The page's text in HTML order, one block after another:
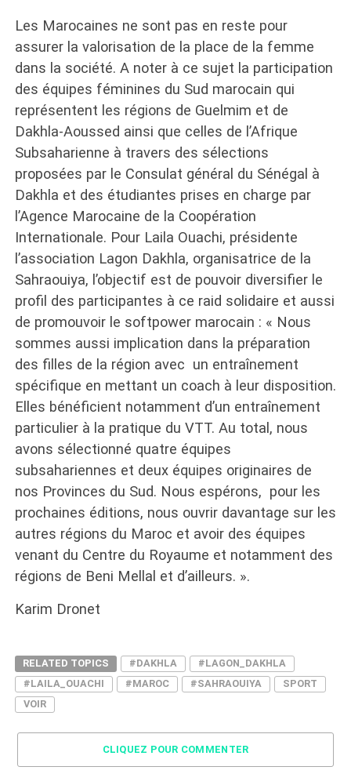
Les Marocaines ne sont pas en reste pour
assurer la valorisation de la place de la femme
dans la société. A noter à ce sujet la participation
des équipes féminines du Sud marocain qui
représentent les régions de Guelmim et de
Dakhla-Aoussed ainsi que celles de l’Afrique
Subsaharienne à travers des sélections
proposées par le Consulat général du Sénégal à
Dakhla et des étudiantes prises en charge par
l’Agence Marocaine de la Coopération
Internationale. Pour Laila Ouachi, présidente
l’association Lagon Dakhla, organisatrice de la
Sahraouiya, l’objectif est de pouvoir diversifier le
profil des participantes à ce raid solidaire et aussi
de promouvoir le softpower marocain : « Nous
sommes aussi implication dans la préparation
des filles de la région avec un entraînement
spécifique en mettant un coach à leur disposition.
Elles bénéficient notamment d’un entraînement
particulier à la pratique du VTT. Au total, nous
avons sélectionné quatre équipes
subsahariennes et deux équipes originaires de
nos Provinces du Sud. Nous espérons, pour les
prochaines éditions, nous ouvrir davantage sur les
autres régions du Maroc et avoir des équipes
venant du Centre du Royaume et notamment des
régions de Beni Mellal et d’ailleurs. ».
Karim Dronet
RELATED TOPICS #DAKHLA
#LAGON_DAKHLA
#LAILA_OUACHI
#MAROC #SAHRAOUIYA
SPORT
VOIR
CLIQUEZ POUR COMMENTER